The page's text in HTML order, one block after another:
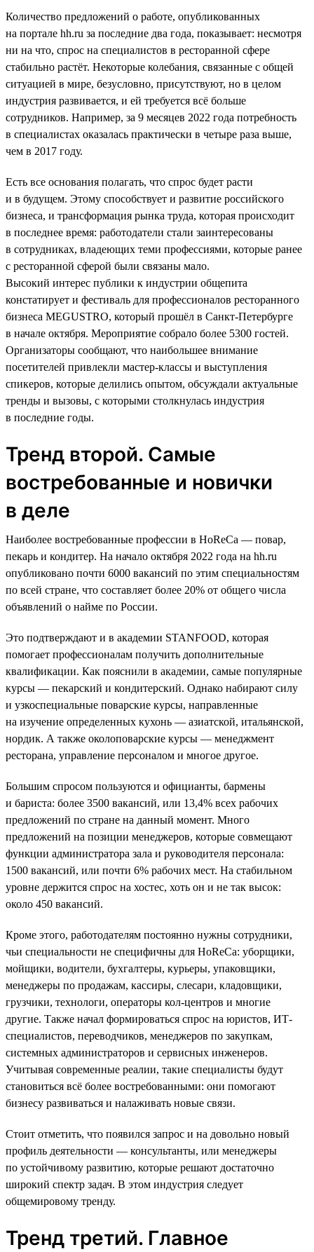
Количество предложений о работе, опубликованных
на портале hh.ru за последние два года, показывает: несмотря
ни на что, спрос на специалистов в ресторанной сфере
стабильно растёт. Некоторые колебания, связанные с общей
ситуацией в мире, безусловно, присутствуют, но в целом
индустрия развивается, и ей требуется всё больше
сотрудников. Например, за 9 месяцев 2022 года потребность
в специалистах оказалась практически в четыре раза выше,
чем в 2017 году.
Есть все основания полагать, что спрос будет расти
и в будущем. Этому способствует и развитие российского
бизнеса, и трансформация рынка труда, которая происходит
в последнее время: работодатели стали заинтересованы
в сотрудниках, владеющих теми профессиями, которые ранее
с ресторанной сферой были связаны мало.
Высокий интерес публики к индустрии общепита
констатирует и фестиваль для профессионалов ресторанного
бизнеса MEGUSTRO, который прошёл в Санкт-Петербурге
в начале октября. Мероприятие собрало более 5300 гостей.
Организаторы сообщают, что наибольшее внимание
посетителей привлекли мастер-классы и выступления
спикеров, которые делились опытом, обсуждали актуальные
тренды и вызовы, с которыми столкнулась индустрия
в последние годы.
Тренд второй. Самые
востребованные и новички
в деле
Наиболее востребованные профессии в HoReCa — повар,
пекарь и кондитер. На начало октября 2022 года на hh.ru
опубликовано почти 6000 вакансий по этим специальностям
по всей стране, что составляет более 20% от общего числа
объявлений о найме по России.
Это подтверждают и в академии STANFOOD, которая
помогает профессионалам получить дополнительные
квалификации. Как пояснили в академии, самые популярные
курсы — пекарский и кондитерский. Однако набирают силу
и узкоспециальные поварские курсы, направленные
на изучение определенных кухонь — азиатской, итальянской,
нордик. А также околоповарские курсы — менеджмент
ресторана, управление персоналом и многое другое.
Большим спросом пользуются и официанты, бармены
и бариста: более 3500 вакансий, или 13,4% всех рабочих
предложений по стране на данный момент. Много
предложений на позиции менеджеров, которые совмещают
функции администратора зала и руководителя персонала:
1500 вакансий, или почти 6% рабочих мест. На стабильном
уровне держится спрос на хостес, хоть он и не так высок:
около 450 вакансий.
Кроме этого, работодателям постоянно нужны сотрудники,
чьи специальности не специфичны для HoReCa: уборщики,
мойщики, водители, бухгалтеры, курьеры, упаковщики,
менеджеры по продажам, кассиры, слесари, кладовщики,
грузчики, технологи, операторы кол-центров и многие
другие. Также начал формироваться спрос на юристов, ИТ-
специалистов, переводчиков, менеджеров по закупкам,
системных администраторов и сервисных инженеров.
Учитывая современные реалии, такие специалисты будут
становиться всё более востребованными: они помогают
бизнесу развиваться и налаживать новые связи.
Стоит отметить, что появился запрос и на довольно новый
профиль деятельности — консультанты, или менеджеры
по устойчивому развитию, которые решают достаточно
широкий спектр задач. В этом индустрия следует
общемировому тренду.
Тренд третий. Главное